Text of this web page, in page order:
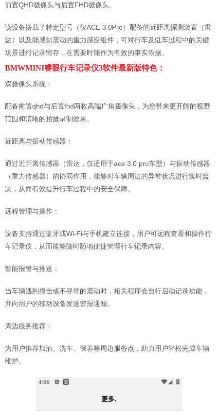
前置QHD摄像头与后置FHD摄像头。
该设备搭载了特定型号（仅ACE 3.0Pro）配备的近距离探测装置（雷
达）以及能感知震动的重力感应组件，可对行车及驻车过程中的关键
场景进行记录留存，在需要时能作为有效的事实依据。
BMWMINI睿眼行车记录仪3软件最新版特色：
双摄像头系统：
配备前置qhd与后置fhd两枚高端广角摄像头，为您带来更开阔的视野
范围和清晰的拍摄录制效果。
近距离与振动传感器：
通过近距离传感器（雷达，仅适用于ace 3.0 pro车型）与振动传感器
（重力传感器）的协同作用，能够对车辆周边的异常状况进行实时监
测，从而有效提升行车过程中的安全保障。
远程管理与操作：
设备支持通过蓝牙或Wi-Fi与手机建立连接，用户可远程查看和操作行
车记录仪，从而能够随时随地便捷管理行车记录内容。
智能报警与推送：
当车辆遇到撞击或不寻常的震动时，相关程序会自行启动记录功能，
并向用户的移动设备发送警报通知。
周边服务推荐：
为用户推荐加油、洗车、保养等周边服务点，助力用户轻松完成车辆
维护。